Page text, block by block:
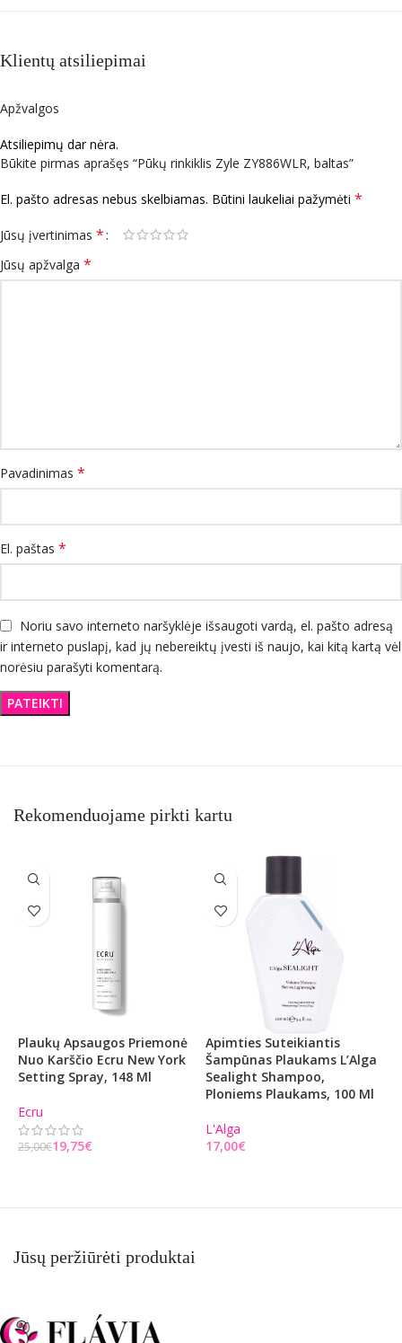
Klientų atsiliepimai
Apžvalgos
Atsiliepimų dar nėra.
Būkite pirmas aprašęs “Pūkų rinkiklis Zyle ZY886WLR, baltas”
El. pašto adresas nebus skelbiamas. Būtini laukeliai pažymėti *
Jūsų įvertinimas *
Jūsų apžvalga *
Pavadinimas *
El. paštas *
Noriu savo interneto naršyklėje išsaugoti vardą, el. pašto adresą
ir interneto puslapį, kad jų nebereiktų įvesti iš naujo, kai kitą kartą vėl
norėsiu parašyti komentarą.
Rekomenduojame pirkti kartu
Plaukų Apsaugos Priemonė
Nuo Karščio Ecru New York
Setting Spray, 148 Ml
Ecru
25,00€19,75€
Apimties Suteikiantis
Šampūnas Plaukams L’Alga
Sealight Shampoo,
Ploniems Plaukams, 100 Ml
L'Alga
€
Jūsų peržiūrėti produktai